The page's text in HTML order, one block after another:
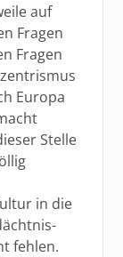
auf
Fragen
Fragen
Europa
Stelle
in die
fehlen.